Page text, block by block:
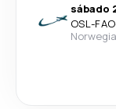
sábado
OSL-FAO